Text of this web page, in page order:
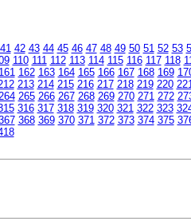
41 42 43 44 45 46 47 48 49 50 51 52 53
110 111 112 113 114 115 116 117 118
161 162 163 164 165 166 167 168 169
213 214 215 216 217 218 219 220
265 266 267 268 269 270 271 272
316 317 318 319 320 321 322 323
368 369 370 371 372 373 374 375